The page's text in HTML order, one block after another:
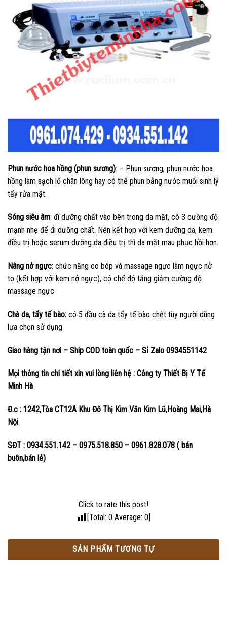
Phun nước hoa hồng (phun sương): – Phun sương, phun nước hoa
hồng làm sạch lổ chân lông hay có thể phun bằng nước muối sinh lý
tẩy rửa mặt.
Sóng siêu âm: đi dưỡng chất vào bên trong da mặt, có 3 cường độ
mạnh nhẹ để đi dưỡng chất. Nên kết hợp với kem dưỡng da, kem
điều trị hoặc serum dưỡng da điều trị thì da mặt mau phục hồi hơn.
Nâng nở ngực: chức năng co bóp và massage ngực làm ngực nở
to (kết hợp với kem nở ngực), có chế độ tăng giảm cường độ
massage ngực
Chà da, tẩy tế bào: có 5 đầu cà da tẩy tế bào chết tùy người dùng
lựa chọn sử dụng
Giao hàng tận nơi – Ship COD toàn quốc – Sỉ Zalo 0934551142
Mọi thông tin chi tiết xin vui lòng liên hệ : Công ty Thiết Bị Y Tế
Minh Hà
Đ.c : 1242,Tòa CT12A Khu Đô Thị Kim Văn Kim Lũ,Hoàng Mai,Hà
Nội
SĐT : 0934.551.142 – 0975.518.850 – 0961.828.078 ( bán
buôn,bán lẻ)
Click to rate this post!
[Total: 0 Average: 0]
SẢN PHẨM TƯƠNG TỰ